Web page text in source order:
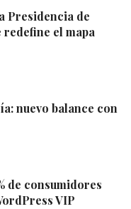
Presidencia de
el mapa
nuevo balance con
de consumidores
VIP